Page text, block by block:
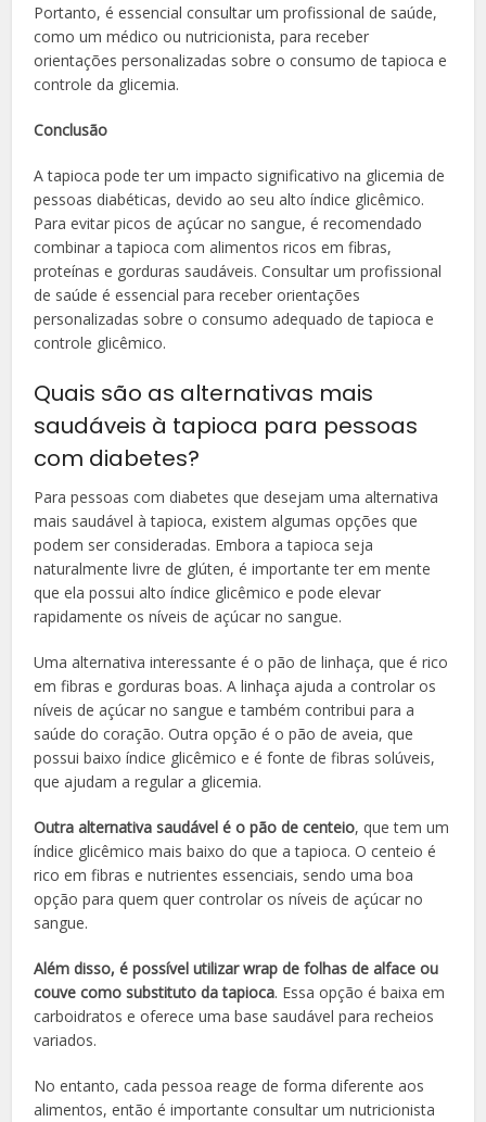
Portanto, é essencial consultar um profissional de saúde,
como um médico ou nutricionista, para receber
orientações personalizadas sobre o consumo de tapioca e
controle da glicemia.
Conclusão
A tapioca pode ter um impacto significativo na glicemia de
pessoas diabéticas, devido ao seu alto índice glicêmico.
Para evitar picos de açúcar no sangue, é recomendado
combinar a tapioca com alimentos ricos em fibras,
proteínas e gorduras saudáveis. Consultar um profissional
de saúde é essencial para receber orientações
personalizadas sobre o consumo adequado de tapioca e
controle glicêmico.
Quais são as alternativas mais
saudáveis à tapioca para pessoas
com diabetes?
Para pessoas com diabetes que desejam uma alternativa
mais saudável à tapioca, existem algumas opções que
podem ser consideradas. Embora a tapioca seja
naturalmente livre de glúten, é importante ter em mente
que ela possui alto índice glicêmico e pode elevar
rapidamente os níveis de açúcar no sangue.
Uma alternativa interessante é o pão de linhaça, que é rico
em fibras e gorduras boas. A linhaça ajuda a controlar os
níveis de açúcar no sangue e também contribui para a
saúde do coração. Outra opção é o pão de aveia, que
possui baixo índice glicêmico e é fonte de fibras solúveis,
que ajudam a regular a glicemia.
Outra alternativa saudável é o pão de centeio, que tem um
índice glicêmico mais baixo do que a tapioca. O centeio é
rico em fibras e nutrientes essenciais, sendo uma boa
opção para quem quer controlar os níveis de açúcar no
sangue.
Além disso, é possível utilizar wrap de folhas de alface ou
couve como substituto da tapioca. Essa opção é baixa em
carboidratos e oferece uma base saudável para recheios
variados.
No entanto, cada pessoa reage de forma diferente aos
alimentos, então é importante consultar um nutricionista